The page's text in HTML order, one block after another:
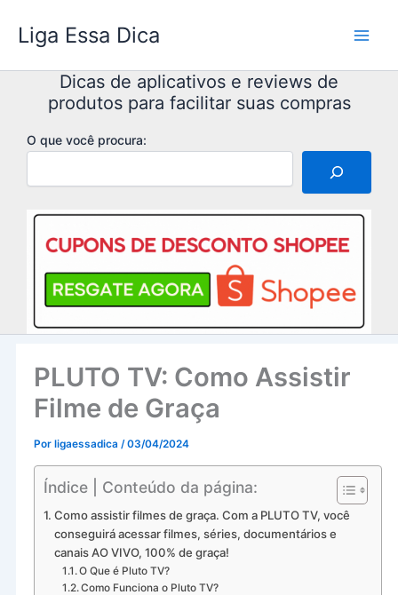
para
conteúdo
Liga Essa Dica
Dicas de aplicativos e reviews de
produtos para facilitar suas compras
O que você procura:
PLUTO TV: Como Assistir
Filme de Graça
Por ligaessadica /03/04/2024
Índice | Conteúdo da página:
Como assistir filmes de graça. Com a PLUTO TV, você
conseguirá acessar filmes, séries, documentários e
canais AO VIVO, 100% de graça!
O Que é Pluto TV?
Como Funciona o Pluto TV?